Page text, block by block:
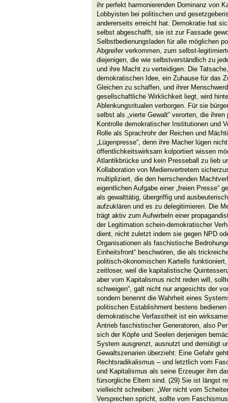
ihr perfekt harmonierenden Dominanz von
Lobbyisten bei politischen und
andererseits erreicht hat. Demokratie hat
selbst abgeschafft, sie ist zur Fassade
Selbstbedienungsladen für alle möglichen
Abgreifer verkommen, zum selbst-
diejenigen, die wie selbstverständlich zu
und ihre Macht zu verteidigen. Die
demokratischen Idee, ein Zuhause für das
Gleichen zu schaffen, und ihrer
gesellschaftliche Wirklichkeit liegt, wird
Ablenkungsritualen verborgen. Für sie
selbst als „vierte Gewalt“ verorten, die
Kontrolle demokratischer Institutionen und
Rolle als Sprachrohr der Reichen und
„Lügenpresse“, denn ihre Macher lügen
öffentlichkeitswirksam kolportiert wissen
Atlantikbrücke und kein Presseball zu lieb
Kollaboration von Medienvertretern
multipliziert, die den herrschenden
eigentlichen Aufgabe einer „freien Presse“
als gewalttätig, übergriffig und
aufzuklären und es zu delegitimieren. Die
trägt aktiv zum Aufwirbeln einer
der Legitimation schein-demokratischer
dient, nicht zuletzt indem sie gegen NPD
Organisationen als faschistische
Einheitsfront“ beschwören, die als
politisch-ökonomischen Kartells
zeitloser, weil die kapitalistische
aber vom Kapitalismus nicht reden will,
schweigen“, galt nicht nur angesichts der
sondern benennt die Wahrheit eines
politischen Establishment bestens
demokratische Verfasstheit ist ein
Antrieb faschistischer Generatoren, also
sich der Köpfe und Seelen derjenigen
System ausgrenzt, ausnutzt und demütigt
Gewaltszenarien überzieht: Eine Gefahr
Rechtsradikalismus – und letztlich vom
und Kapitalismus als seine Erzeuger ihm
fürsorgliche Eltern sind. (29) Sie ist längst
vielleicht schreiben: „Wer nicht vom
Versprechen spricht, sollte vom